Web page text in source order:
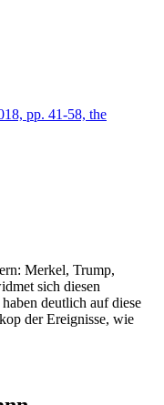
pp. 41-58, the
Merkel, Trump,
sich diesen
deutlich auf diese
der Ereignisse, wie